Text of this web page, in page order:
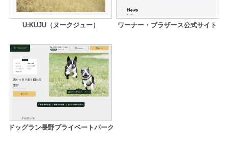
U:KUJU（ヌークジュー） ワーナー・ブラザース公式サイト
ドッグラン長野プライベートパーク